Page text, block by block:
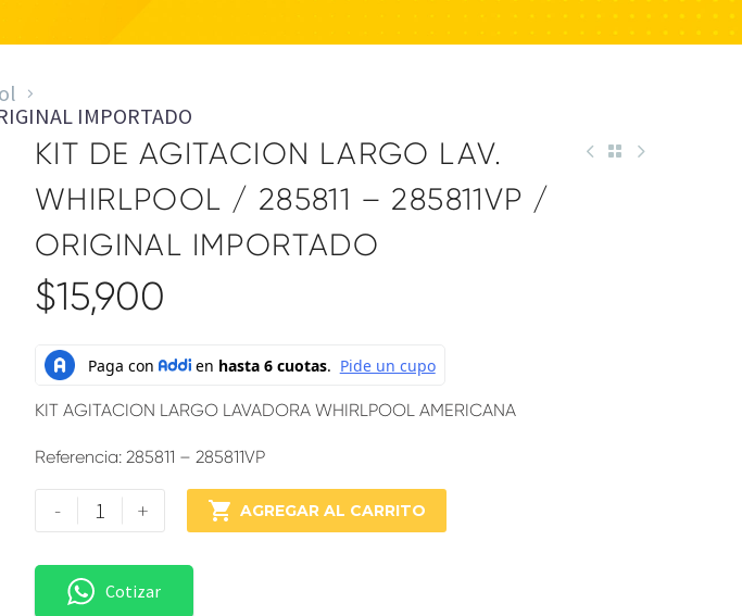
IMPORTADO
KIT DE AGITACION LARGO LAV.
WHIRLPOOL / 285811 – 285811VP /
ORIGINAL IMPORTADO
$15,900
KIT AGITACION LARGO LAVADORA WHIRLPOOL AMERICANA
Referencia: 285811 – 285811VP
- +  AGREGAR AL CARRITO
Cotizar